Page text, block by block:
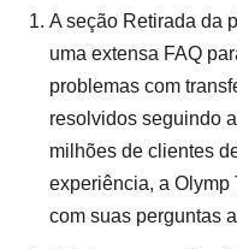
A seção Retirada da
uma extensa FAQ
problemas com
resolvidos seguindo
milhões de clientes
experiência, a Olymp
com suas perguntas